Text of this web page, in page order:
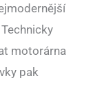
motorárna
pak